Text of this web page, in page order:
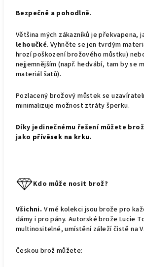
Bezpečně a pohodlně.
Většina mých zákazníků je překvapena,
lehoučké. Vyhněte se jen tvrdým
hrozí poškození brožového můstku)
nejjemnějším (např. hedvábí, tam by se
materiál šatů).
Pozlacený brožový můstek se
minimalizuje možnost ztráty šperku.
Díky jedinečnému řešení můžete
jako přívěsek na krku.
Kdo může nosit brož?
Všichni. V mé kolekci jsou brože pro
dámy i pro pány. Autorské brože Lucie
multinositelné, umístění záleží čistě na
Českou brož můžete: